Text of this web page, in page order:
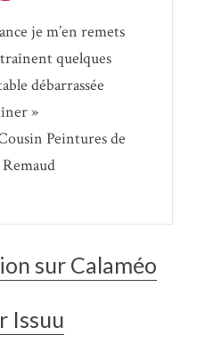
je m’en remets
quelques
débar­ras­sée
»
Pein­tures de
sur Calaméo
Issuu